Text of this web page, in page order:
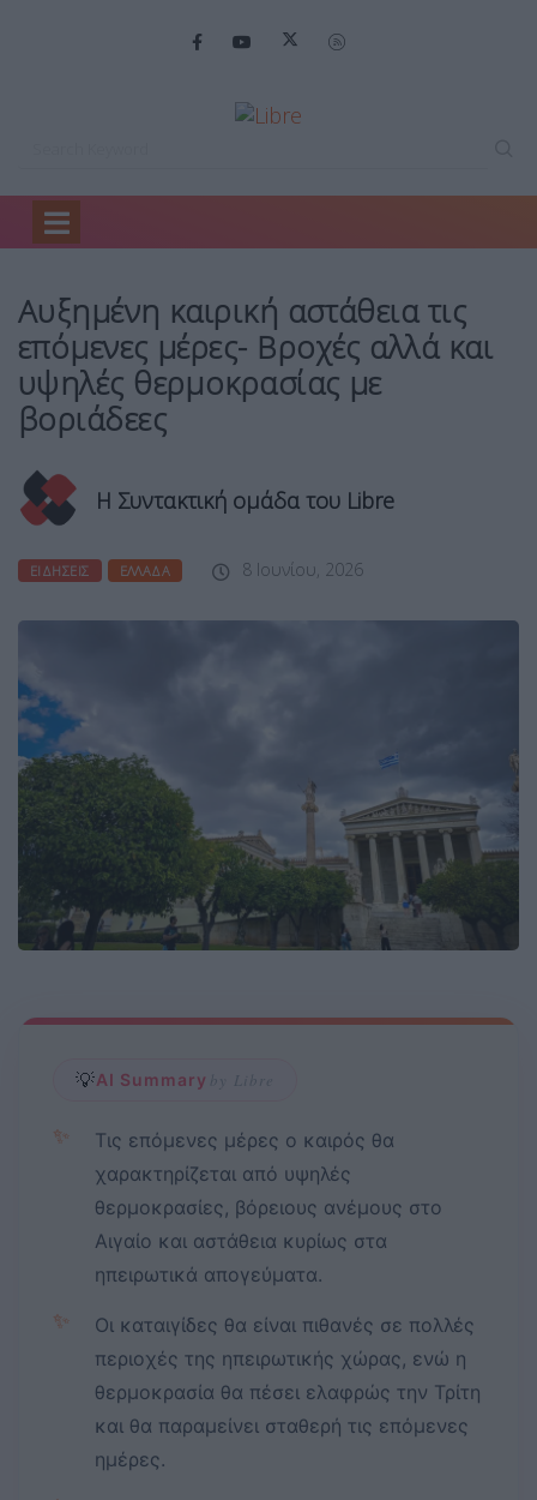
Home
Αυξημένη καιρική αστάθεια τις
επόμενες μέρες- Βροχές αλλά και
υψηλές θερμοκρασίας με
βοριάδεες
Η Συντακτική ομάδα του Libre
ΕΙΔΉΣΕΙΣ ΕΛΛΆΔΑ 8 Ιουνίου, 2026
💡AI Summary by Libre
✨
Τις επόμενες μέρες ο καιρός θα
χαρακτηρίζεται από υψηλές
θερμοκρασίες, βόρειους ανέμους στο
Αιγαίο και αστάθεια κυρίως στα
ηπειρωτικά απογεύματα.
✨
Οι καταιγίδες θα είναι πιθανές σε πολλές
περιοχές της ηπειρωτικής χώρας, ενώ η
θερμοκρασία θα πέσει ελαφρώς την Τρίτη
και θα παραμείνει σταθερή τις επόμενες
ημέρες.